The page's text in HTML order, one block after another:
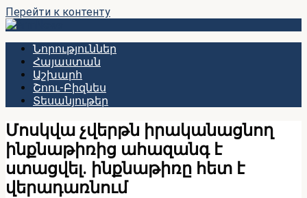
Перейти к контенту
Նորություններ
Հայաստան
Աշխարհ
Շոու-Բիզնես
Տեսանյութեր
Մոսկվա չվերթն իրականացնող
ինքնաթիռից ահազանգ է
ստացվել․ ինքնաթիռը հետ է
վերադառնում